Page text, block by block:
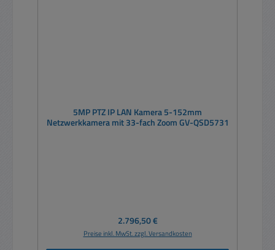
5MP PTZ IP LAN Kamera 5-152mm
Netzwerkkamera mit 33-fach Zoom GV-QSD5731
Regulärer Preis:
2.796,50 €
Preise inkl. MwSt. zzgl. Versandkosten